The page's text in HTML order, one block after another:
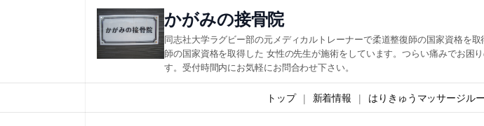
ッ
かがみの接骨院
同志社大学ラグビー部の元メディカルトレーナーで柔道整復師の国家資格を
師の国家資格を取得した 女性の先生が施術をしています。つらい痛みでお困
す。受付時間内にお気軽にお問合わせ下さい。
トップ 新着情報 はりきゅうマッサージル